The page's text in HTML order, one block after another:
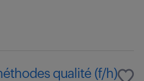
qualité (f/h)